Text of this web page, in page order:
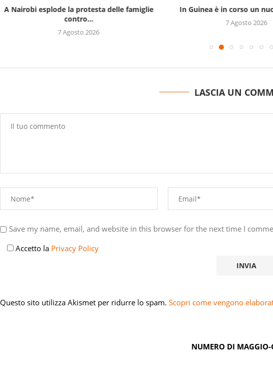
A Nairobi esplode la protesta delle famiglie
contro...
7 Agosto 2026
In Guinea è in corso un
7 Agosto 2026
LASCIA UN
Save my name, email, and website in this browser for the next time I
Accetto la Privacy Policy
Questo sito utilizza Akismet per ridurre lo spam. Scopri come vengono
NUMERO DI